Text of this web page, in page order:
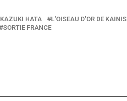
KAZUKI HATA L'OISEAU D'OR DE KAINIS
SORTIE FRANCE